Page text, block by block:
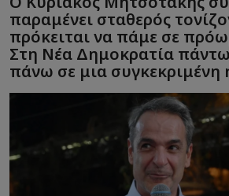
παραμένει σταθερός
πρόκειται να πάμε σε
Στη Νέα Δημοκρατία
πάνω σε μια συγκεκριμένη